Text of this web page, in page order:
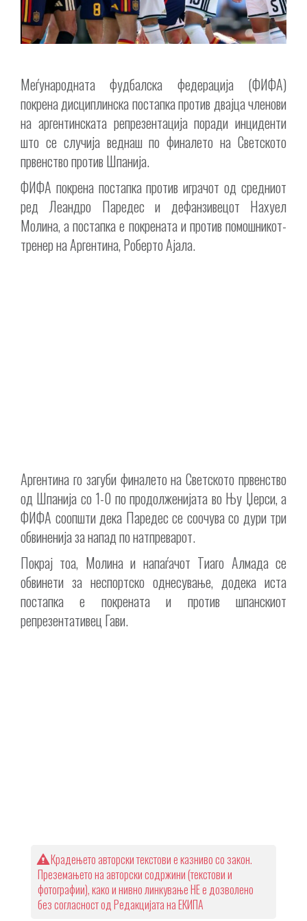
Меѓународната фудбалска федерација (ФИФА)
покрена дисциплинска постапка против двајца членови
на аргентинската репрезентација поради инциденти
што се случија веднаш по финалето на Светското
првенство против Шпанија.
ФИФА покрена постапка против играчот од средниот
ред Леандро Паредес и дефанзивецот Нахуел
Молина, а постапка е покрената и против помошникот-
тренер на Аргентина, Роберто Ајала.
Аргентина го загуби финалето на Светското првенство
од Шпанија со 1-0 по продолженијата во Њу Џерси, а
ФИФА соопшти дека Паредес се соочува со дури три
обвиненија за напад по натпреварот.
Покрај тоа, Молина и напаѓачот Тиаго Алмада се
обвинети за неспортско однесување, додека иста
постапка е покрената и против шпанскиот
репрезентативец Гави.
Крадењето авторски текстови е казниво со закон.
Преземањето на авторски содржини (текстови и
фотографии), како и нивно линкување НЕ е дозволено
без согласност од Редакцијата на ЕКИПА